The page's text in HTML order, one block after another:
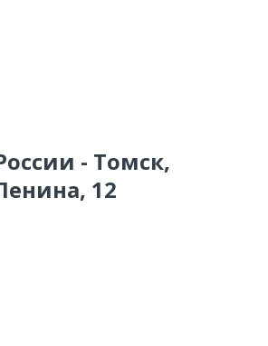
- Томск,
12